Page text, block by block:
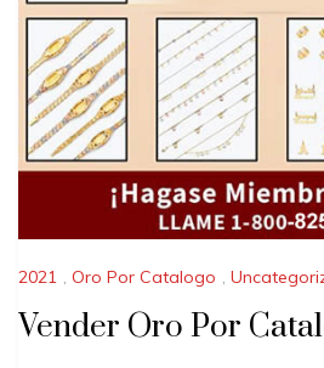
2021 , Oro Por Catalogo ,
Vender Oro Por